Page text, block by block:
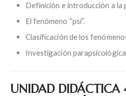
Definición e introducción a la
El fenómeno “psi”.
Clasificación de los
Investigación
UNIDAD DIDÁCTICA